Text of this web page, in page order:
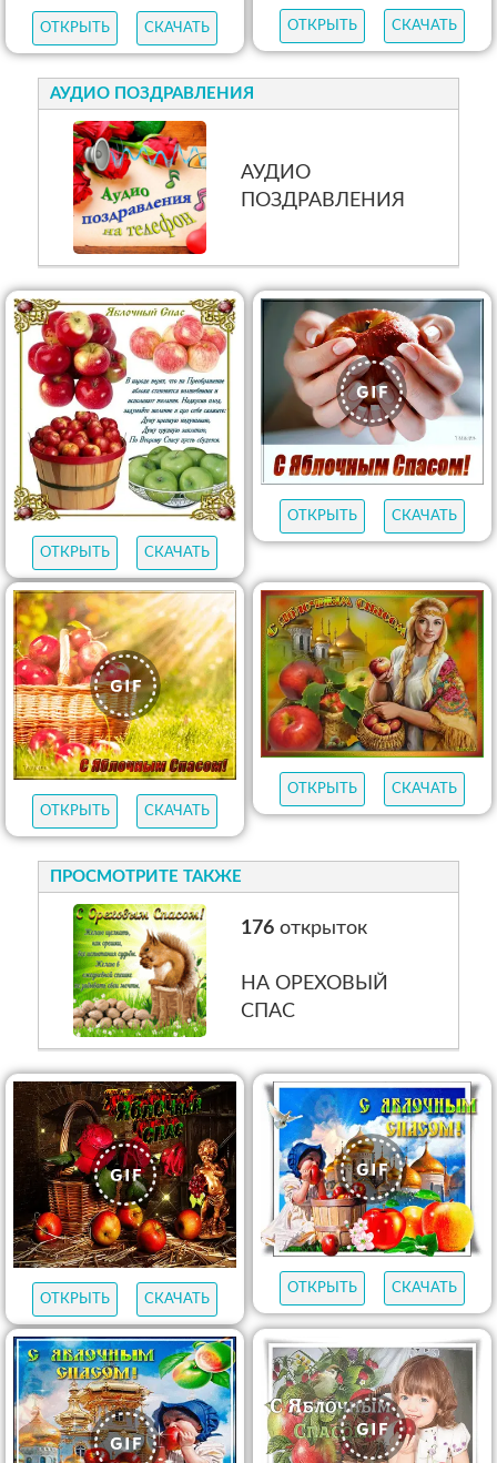
ОТКРЫТЬ СКАЧАТЬ ОТКРЫТЬ СКАЧАТЬ
АУДИО ПОЗДРАВЛЕНИЯ
АУДИО
ПОЗДРАВЛЕНИЯ
ОТКРЫТЬ СКАЧАТЬ
ОТКРЫТЬ СКАЧАТЬ
ОТКРЫТЬ СКАЧАТЬ
ОТКРЫТЬ СКАЧАТЬ
ПРОСМОТРИТЕ ТАКЖЕ
176открыток
НА ОРЕХОВЫЙ
СПАС
ОТКРЫТЬ СКАЧАТЬ
ОТКРЫТЬ СКАЧАТЬ